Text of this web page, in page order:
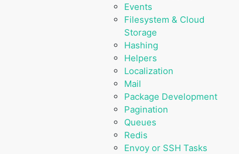
Events
Filesystem & Cloud
Storage
Hashing
Helpers
Localization
Mail
Package Development
Pagination
Queues
Redis
Envoy or SSH Tasks